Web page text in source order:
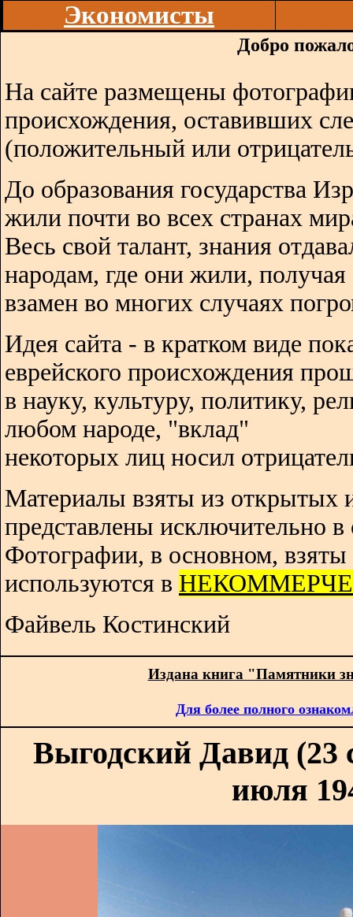
Экономисты
Добро
На сайте размещены
происхождения, оставивших
(положительный или
До образования государства
жили почти во всех странах
Весь свой талант, знания
народам, где они жили, получая
взамен во многих случаях
Идея сайта - в кратком виде
еврейского происхождения
в науку, культуру, политику,
любом народе, "вклад"
некоторых лиц носил
Материалы взяты из открытых
представлены исключительно
Фотографии, в основном, взяты
используются в
Файвель Костинский
Издана книга "Памятники
Для более полного
Выгодский Давид (23
июля